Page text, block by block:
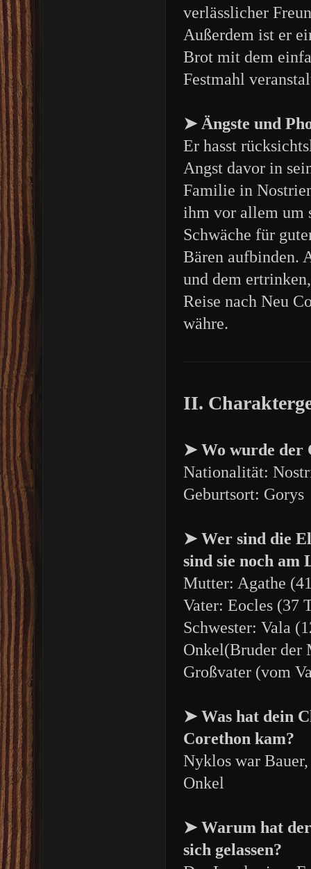
verlässlicher
Außerdem ist er
Brot mit dem
Festmahl
➤ Ängste und
Er hasst
Angst davor in
Familie in
ihm vor allem um
Schwäche für
Bären aufbinden.
und dem
Reise nach Neu
währe.
II.
➤ Wo wurde der
Nationalität:
Geburtsort: Gorys
➤ Wer sind die
sind sie noch am
Mutter: Agathe
Vater: Eocles (37
Schwester: Vala
Onkel(Bruder der
Großvater (vom
➤ Was hat dein
Corethon kam?
Nyklos war
Onkel
➤ Warum hat
sich gelassen?